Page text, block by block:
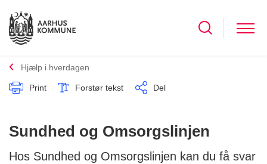
Hjælp i hverdagen
Print Forstør tekst Del
Sundhed og Omsorgslinjen
Hos Sundhed og Omsorgslinjen kan du få svar